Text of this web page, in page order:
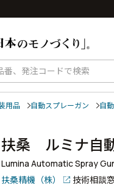
用品 自動スプレーガン 自
扶桑 ルミナ自
Lumina Automatic Spray
扶桑精機（株）
技術相談